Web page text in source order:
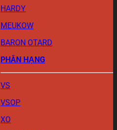
HARDY
MEUKOW
BARON OTARD
PHÂN HẠNG
VS
VSOP
XO